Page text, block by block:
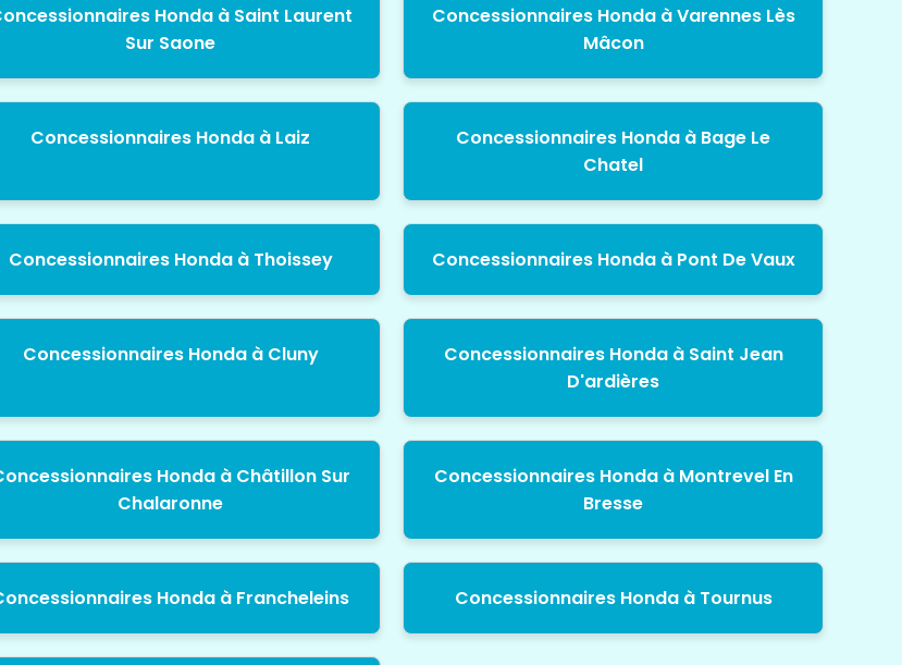
Honda à Saint Laurent
Sur Saone
Concessionnaires Honda à Varennes Lès
Mâcon
Concessionnaires Honda à Laiz
Concessionnaires Honda à Bage Le
Chatel
Concessionnaires Honda à Thoissey Concessionnaires Honda à Pont De Vaux
Concessionnaires Honda à Cluny
Concessionnaires Honda à Saint Jean
D'ardières
Honda à Châtillon Sur
Chalaronne
Concessionnaires Honda à Montrevel En
Bresse
Honda à Francheleins Concessionnaires Honda à Tournus